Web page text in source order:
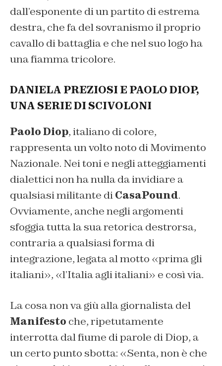
dall’esponente di un partito di estrema
destra, che fa del sovranismo il proprio
cavallo di battaglia e che nel suo logo ha
una fiamma tricolore.
DANIELA PREZIOSI E PAOLO DIOP,
UNA SERIE DI SCIVOLONI
Paolo Diop, italiano di colore,
rappresenta un volto noto di Movimento
Nazionale. Nei toni e negli atteggiamenti
dialettici non ha nulla da invidiare a
qualsiasi militante diCasaPound.
Ovviamente, anche negli argomenti
sfoggia tutta la sua retorica destrorsa,
contraria a qualsiasi forma di
integrazione, legata al motto «prima gli
italiani», «l’Italia agli italiani» e così via.
La cosa non va giù alla giornalista del
Manifesto che, ripetutamente
interrotta dal fiume di parole di Diop, a
un certo punto sbotta: «Senta, non è che